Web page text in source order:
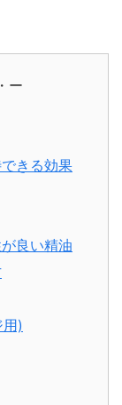
ー
きる効果
良い精油
)